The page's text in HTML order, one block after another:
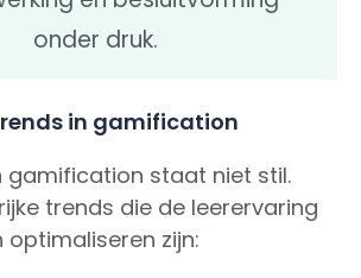
onder druk.
in gamification
gamification staat niet stil.
trends die de leerervaring
optimaliseren zijn: